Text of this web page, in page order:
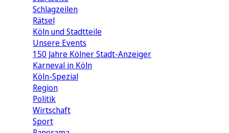
Schlagzeilen
Rätsel
Köln und Stadtteile
Unsere Events
150 Jahre Kölner Stadt-Anzeiger
Karneval in Köln
Köln-Spezial
Region
Politik
Wirtschaft
Sport